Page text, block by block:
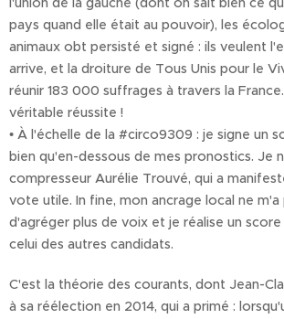
pays quand elle était au pouvoir), les
animaux obt persisté et signé : ils veulent
arrive, et la droiture de Tous Unis pour le
réunir 183 000 suffrages à travers la
véritable réussite !
• À l'échelle de la #circo9309 : je signe un
bien qu'en-dessous de mes pronostics. Je
compresseur Aurélie Trouvé, qui a
vote utile. In fine, mon ancrage local ne m'a
d'agréger plus de voix et je réalise un
celui des autres candidats.
C'est la théorie des courants, dont Jean-
à sa réélection en 2014, qui a primé :